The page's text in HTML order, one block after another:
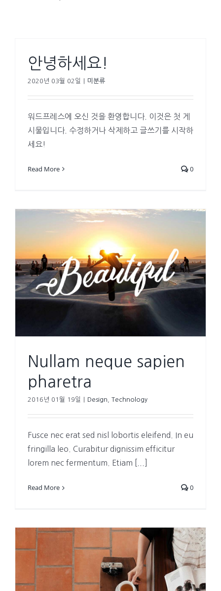
안녕하세요!
2020년 03월 02일 미분류
워드프레스에 오신 것을 환영합니다. 이것은 첫 게
시물입니다. 수정하거나 삭제하고 글쓰기를 시작하
세요!
Read More 0
Nullam neque sapien
pharetra
2016년 01월 19일 Design Technology
Fusce nec erat sed nisl lobortis eleifend. In eu
fringilla leo. Curabitur dignissim efficitur
lorem nec fermentum. Etiam [...]
Read More 0